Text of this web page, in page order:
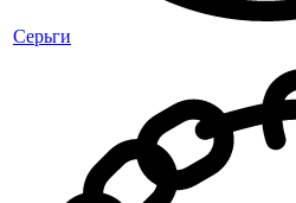
Серьги